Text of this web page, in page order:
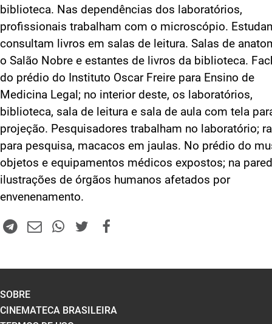
biblioteca. Nas dependências dos laboratórios,
profissionais trabalham com o microscópio.
consultam livros em salas de leitura. Salas de
o Salão Nobre e estantes de livros da biblioteca.
do prédio do Instituto Oscar Freire para Ensino de
Medicina Legal; no interior deste, os laboratórios,
biblioteca, sala de leitura e sala de aula com tela
projeção. Pesquisadores trabalham no laboratório;
para pesquisa, macacos em jaulas. No prédio do
objetos e equipamentos médicos expostos; na
ilustrações de órgãos humanos afetados por
envenenamento.
SOBRE
CINEMATECA BRASILEIRA